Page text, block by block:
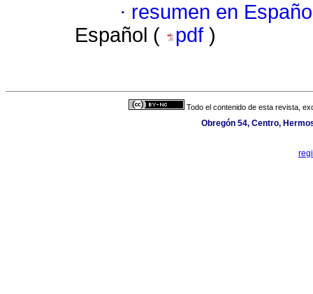
· resumen en
Español (
pdf )
Todo el contenido de esta revista,
Obregón 54, Centro,